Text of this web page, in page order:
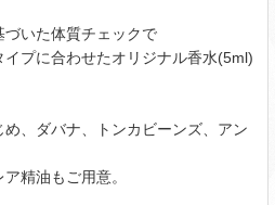
いた体質チェックで
プに合わせたオリジナル香水(5ml)
、ダバナ、トンカビーンズ、アン
精油もご用意。